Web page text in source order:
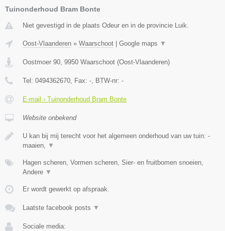
Tuinonderhoud Bram Bonte
Niet gevestigd in de plaats Odeur en in de provincie Luik.
Oost-Vlaanderen » Waarschoot Google maps ▼
Oostmoer 90, 9950 Waarschoot (Oost-Vlaanderen)
Tel: 0494362670, Fax: -, BTW-nr: -
E-mail › Tuinonderhoud Bram Bonte
Website onbekend
U kan bij mij terecht voor het algemeen onderhoud van uw tuin: -
maaien, ▼
Hagen scheren, Vormen scheren, Sier- en fruitbomen snoeien,
Andere ▼
Er wordt gewerkt op afspraak.
Laatste facebook posts ▼
Sociale media: